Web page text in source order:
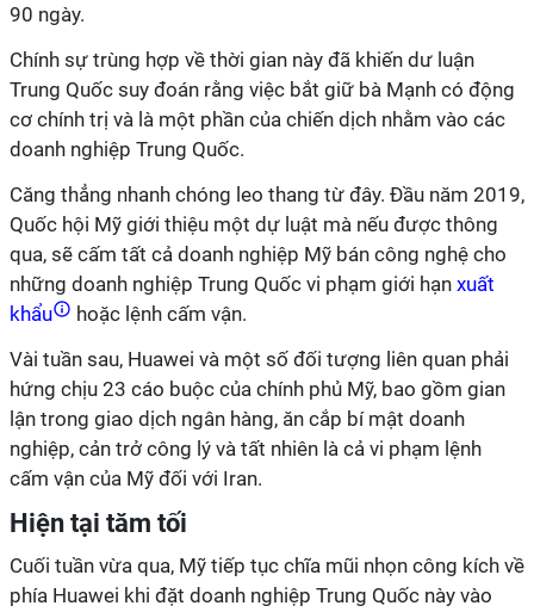
90 ngày.
Chính sự trùng hợp về thời gian này đã khiến dư luận
Trung Quốc suy đoán rằng việc bắt giữ bà Mạnh có động
cơ chính trị và là một phần của chiến dịch nhằm vào các
doanh nghiệp Trung Quốc.
Căng thẳng nhanh chóng leo thang từ đây. Đầu năm 2019,
Quốc hội Mỹ giới thiệu một dự luật mà nếu được thông
qua, sẽ cấm tất cả doanh nghiệp Mỹ bán công nghệ cho
những doanh nghiệp Trung Quốc vi phạm giới hạn xuất
khẩu
hoặc lệnh cấm vận.
Vài tuần sau, Huawei và một số đối tượng liên quan phải
hứng chịu 23 cáo buộc của chính phủ Mỹ, bao gồm gian
lận trong giao dịch ngân hàng, ăn cắp bí mật doanh
nghiệp, cản trở công lý và tất nhiên là cả vi phạm lệnh
cấm vận của Mỹ đối với Iran.
Hiện tại tăm tối
Cuối tuần vừa qua, Mỹ tiếp tục chĩa mũi nhọn công kích về
phía Huawei khi đặt doanh nghiệp Trung Quốc này vào